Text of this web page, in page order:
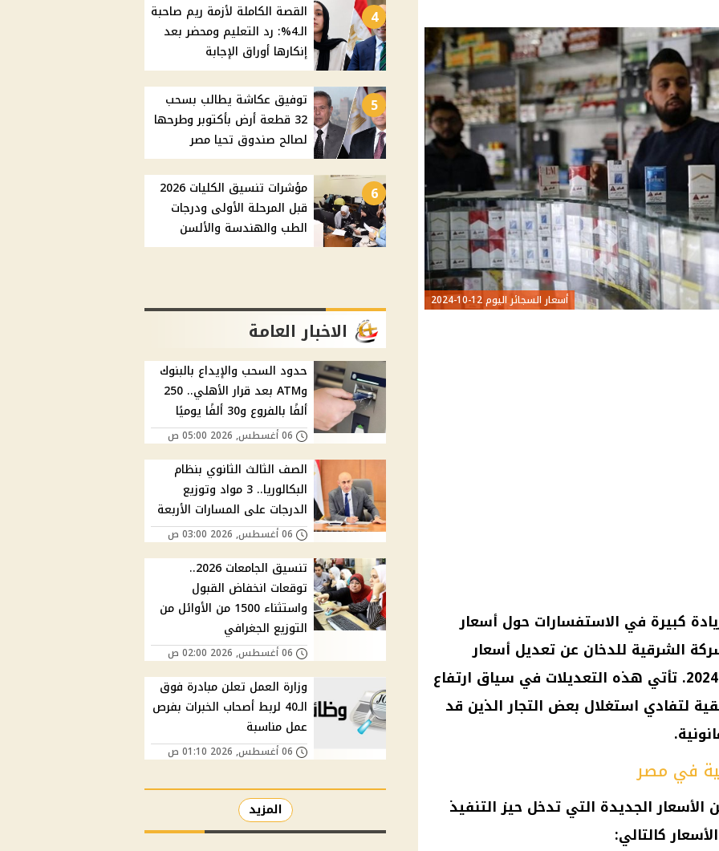
أسعار السجائر اليوم 12-10-2024
كبيرة في الاستفسارات حول أسعار
الشرقية للدخان عن تعديل أسعار
الجمعة، 12 أكتوبر 2024. تأتي هذه التعديلات في سياق ارتفاع
لتفادي استغلال بعض التجارالذين قد
في مصر
الأسعارالجديدة التي تدخل حيز التنفيذ
الأسعاركالتالي:
4
القصة الكاملة لأزمة ريم صاحبة
الـ4%: رد التعليم ومحضر بعد
إنكارها أوراق الإجابة
5
توفيق عكاشة يطالب بسحب
32 قطعة أرض بأكتوبر وطرحها
لصالح صندوق تحيا مصر
6
مؤشرات تنسيق الكليات 2026
قبل المرحلة الأولى ودرجات
الطب والهندسة والألسن
الاخبار العامة
حدود السحب والإيداع بالبنوك
وATM بعد قرار الأهلي.. 250
ألفًا بالفروع و30 ألفًا يوميًا
06 أغسطس, 2026 05:00 ص
الصف الثالث الثانوي بنظام
البكالوريا.. 3 مواد وتوزيع
الدرجات على المسارات الأربعة
06 أغسطس, 2026 03:00 ص
تنسيق الجامعات 2026..
توقعات انخفاض القبول
واستثناء 1500 من الأوائل من
التوزيع الجغرافي
06 أغسطس, 2026 02:00 ص
وزارة العمل تعلن مبادرة فوق
الـ40 لربط أصحاب الخبرات بفرص
عمل مناسبة
06 أغسطس, 2026 01:10 ص
المزيد